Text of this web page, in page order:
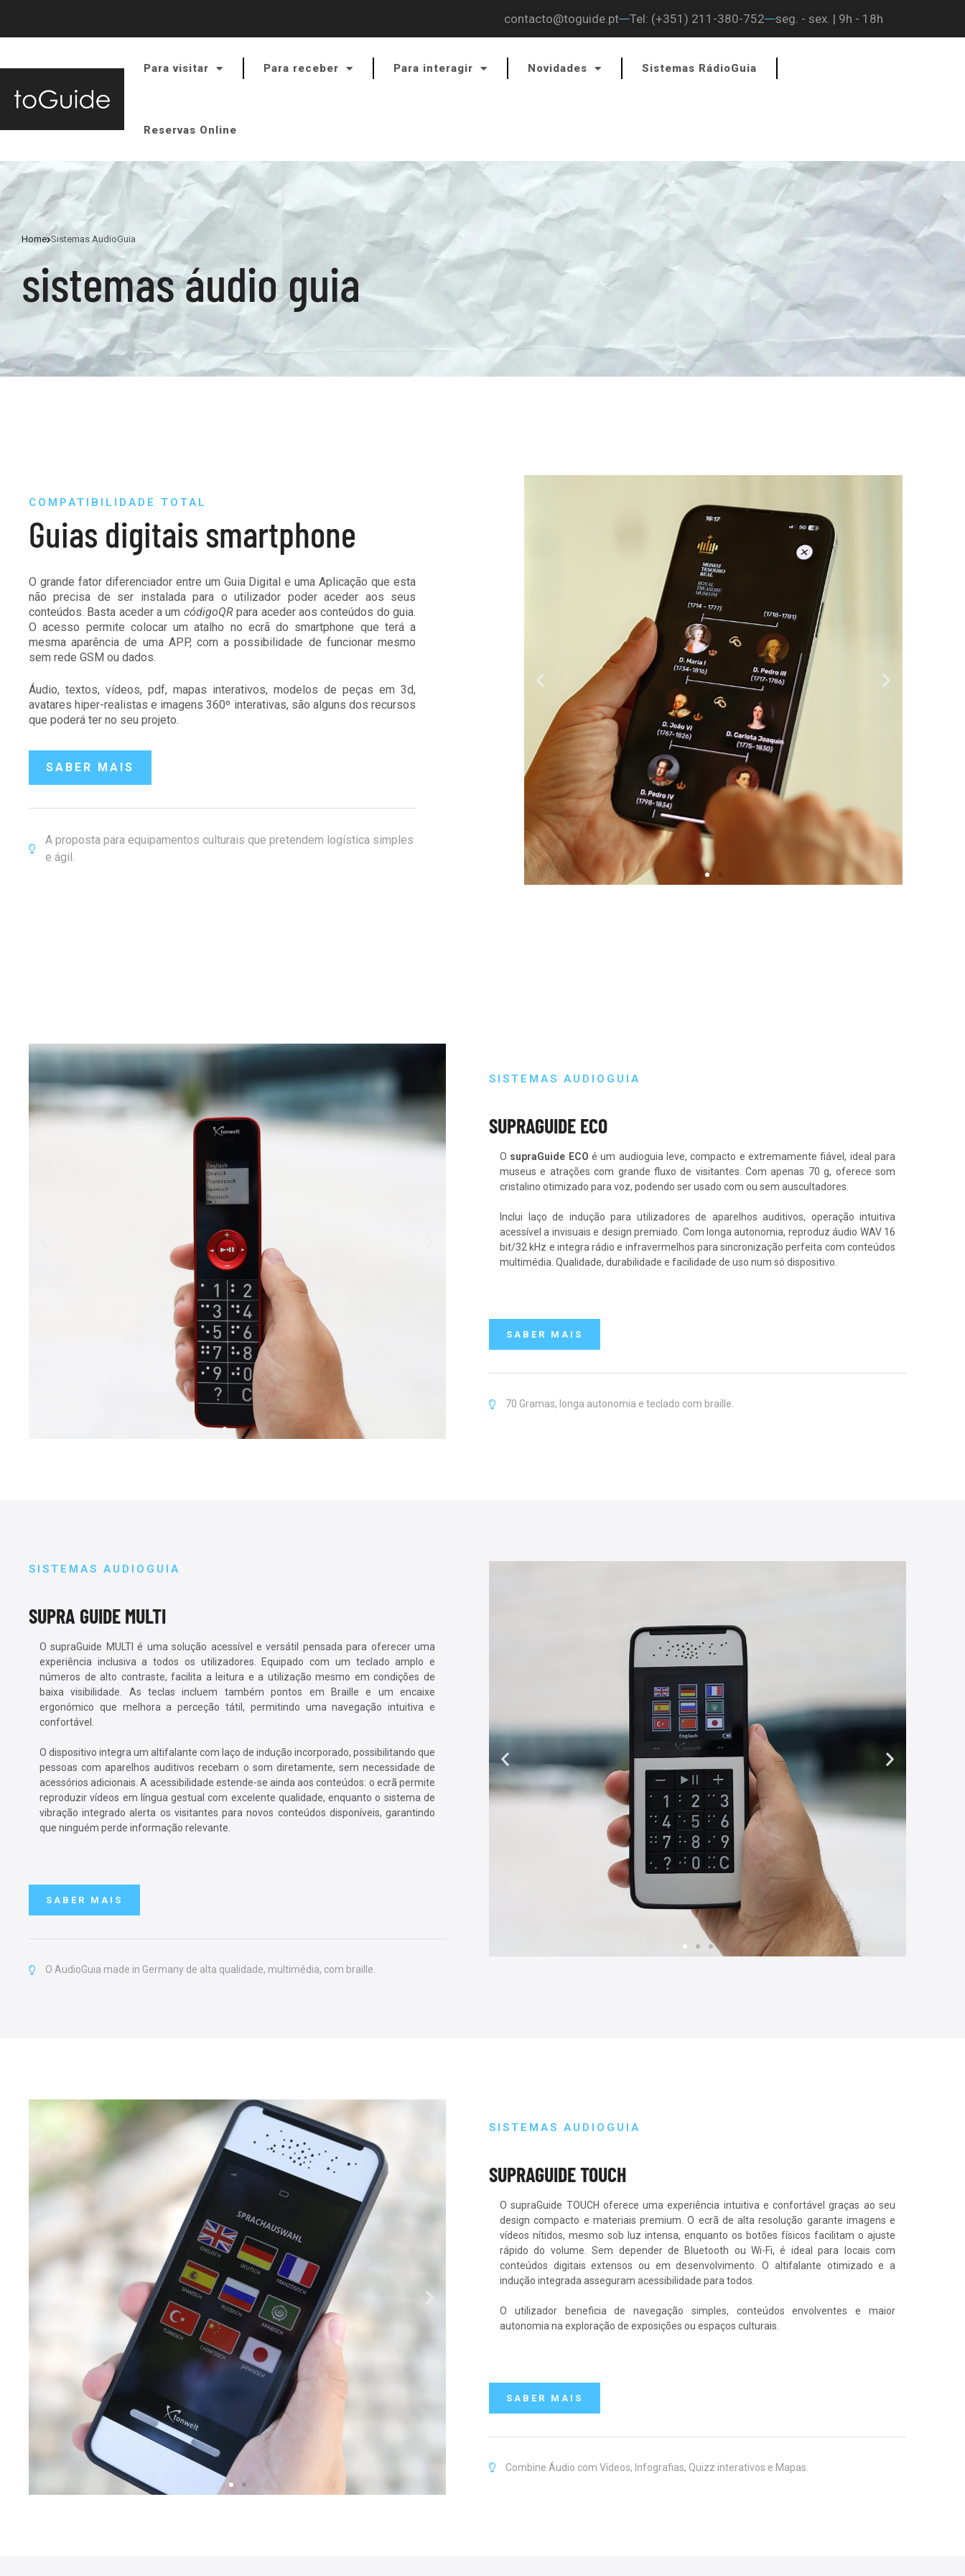
contacto@toguide.pt Tel: (+351) 211-380-752 seg. - sex. | 9h - 18h
Para visitar Para receber Para interagir Novidades Sistemas RádioGuia
Reservas Online
Home Sistemas AudioGuia
sistemas áudio guia
COMPATIBILIDADE TOTAL
Guias digitais smartphone
O grande fator diferenciador entre um Guia Digital e uma Aplicação que esta
não precisa de ser instalada para o utilizador poder aceder aos seus
conteúdos. Basta aceder a um códigoQRpara aceder aos conteúdos do guia.
O acesso permite colocar um atalho no ecrã do smartphone que terá a
mesma aparência de uma APP, com a possibilidade de funcionar mesmo
sem rede GSM ou dados.
Áudio, textos, vídeos, pdf, mapas interativos, modelos de peças em 3d,
avatares hiper-realistas e imagens 360º interativas, são alguns dos recursos
que poderá ter no seu projeto.
SABER MAIS
A proposta para equipamentos culturais que pretendem logística simples
e ágil.
CLICK HERE
SISTEMAS AUDIOGUIA
SUPRAGUIDE ECO
O supraGuide ECO é um audioguia leve, compacto e extremamente fiável, ideal para
museus e atrações com grande fluxo de visitantes. Com apenas 70 g, oferece som
cristalino otimizado para voz, podendo ser usado com ou sem auscultadores.
Inclui laço de indução para utilizadores de aparelhos auditivos, operação intuitiva
acessível a invisuais e design premiado. Com longa autonomia, reproduz áudio WAV 16
bit/32 kHz e integra rádio e infravermelhos para sincronização perfeita com conteúdos
multimédia. Qualidade, durabilidade e facilidade de uso num só dispositivo.
SABER MAIS
70 Gramas, longa autonomia e teclado com braille.
SISTEMAS AUDIOGUIA
SUPRA GUIDE MULTI
O supraGuide MULTI é uma solução acessível e versátil pensada para oferecer uma
experiência inclusiva a todos os utilizadores. Equipado com um teclado amplo e
números de alto contraste, facilita a leitura e a utilização mesmo em condições de
baixa visibilidade. As teclas incluem também pontos em Braille e um encaixe
ergonómico que melhora a perceção tátil, permitindo uma navegação intuitiva e
confortável.
O dispositivo integra um altifalante com laço de indução incorporado, possibilitando que
pessoas com aparelhos auditivos recebam o som diretamente, sem necessidade de
acessórios adicionais. A acessibilidade estende-se ainda aos conteúdos: o ecrã permite
reproduzir vídeos em língua gestual com excelente qualidade, enquanto o sistema de
vibração integrado alerta os visitantes para novos conteúdos disponíveis, garantindo
que ninguém perde informação relevante.
SABER MAIS
O AudioGuia made in Germany de alta qualidade, multimédia, com braille.
CLICK HERE
SISTEMAS AUDIOGUIA
SUPRAGUIDE TOUCH
O supraGuide TOUCH oferece uma experiência intuitiva e confortável graças ao seu
design compacto e materiais premium. O ecrã de alta resolução garante imagens e
vídeos nítidos, mesmo sob luz intensa, enquanto os botões físicos facilitam o ajuste
rápido do volume. Sem depender de Bluetooth ou Wi-Fi, é ideal para locais com
conteúdos digitais extensos ou em desenvolvimento. O altifalante otimizado e a
indução integrada asseguram acessibilidade para todos.
O utilizador beneficia de navegação simples, conteúdos envolventes e maior
autonomia na exploração de exposições ou espaços culturais.
SABER MAIS
Combine Áudio com Vídeos, Infografias, Quizz interativos e Mapas.